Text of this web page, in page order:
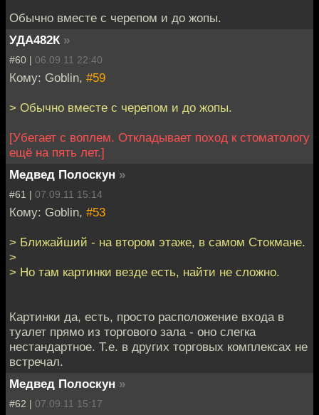
Обычно вместе с черепом и до жопы.
УДА482К »
#60 | 06.09.11 22:40
Кому: Goblin, #59
> Обычно вместе с черепом и до жопы.
[Убегает с воплем. Откладывает поход к стоматологу
ещё на пять лет.]
Медвед Полоскун »
#61 | 07.09.11 15:14
Кому: Goblin, #53
> Ближайший - на втором этаже, в самом Стокмане.
>
> Но там картинки везде есть, найти не сложно.
Картинки да, есть, просто расположение входа в
туалет прямо из торгового зала - оно слегка
нестандартное. Т.е. в других торговых комплексах не
встречал.
Медвед Полоскун »
#62 | 07.09.11 15:17